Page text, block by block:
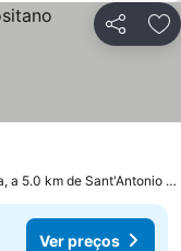
Partilhar
Castellammare di Stabia, a 5.0 km de Sant'Antonio Abate
Ver preços